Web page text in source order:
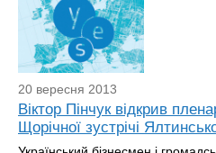
20 вересня 2013
Віктор Пінчук відкрив
Щорічної зустрічі